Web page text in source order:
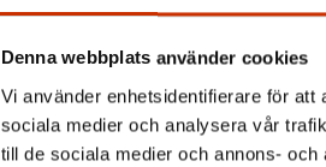
Denna webbplats använder cookies
Vi använder enhetsidentifierare för att
sociala medier och analysera vår
till de sociala medier och annons-
hänsyn till flera olika faktorer.
– I varje enkätomgång har